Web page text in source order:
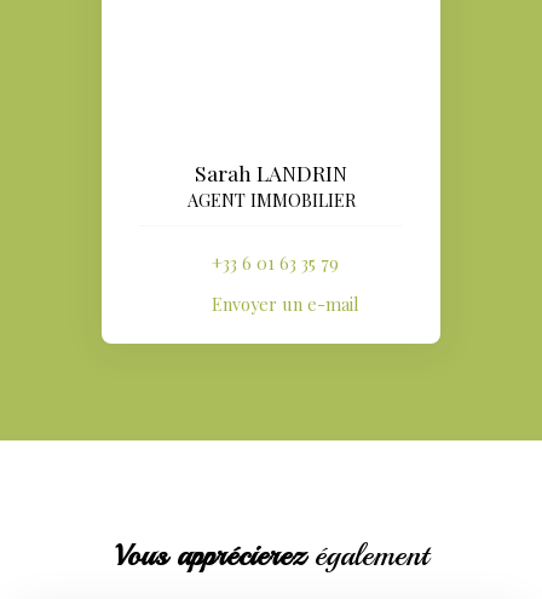
Sarah LANDRIN
AGENT IMMOBILIER
+33 6 01 63 35 79
Envoyer un e-mail
Vous apprécierezégalement